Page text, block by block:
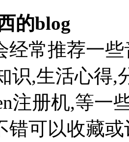
的blog
经常推荐一
识,生活心得,
注册机,等一
错可以收藏